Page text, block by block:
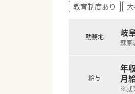
教育制度あり
勤務地 岐
蘇原
給与
年
月
※就